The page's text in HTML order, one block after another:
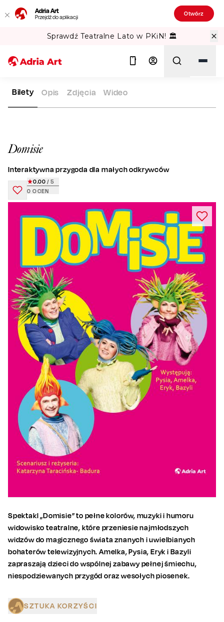
Adria Art
Przejdź do aplikacji Otwórz
Sprawdź Teatralne Lato w PKiN! 🏛️
ADRIA ART REPERTUAR DOMISIE
Domisie
Interaktywna przygoda dla małych odkrywców
0 OCEN
0.00 / 5
Bilety Opis Zdjęcia Wideo
Spektakl „Domisie” to pełne kolorów, muzyki i humoru
widowisko teatralne, które przeniesie najmłodszych
widzów do magicznego świata znanych i uwielbianych
bohaterów telewizyjnych. Amelka, Pysia, Eryk i Bazyli
zapraszają dzieci do wspólnej zabawy pełnej śmiechu,
niespodziewanych przygód oraz wesołych piosenek.
SZTUKA KORZYŚCI